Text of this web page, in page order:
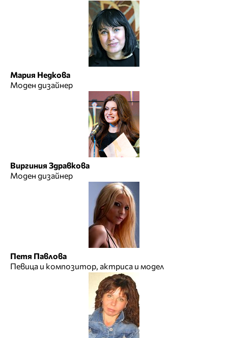
Мария Недкова
Моден дизайнер
Виргиния Здравкова
Моден дизайнер
Петя Павлова
Певица и композитор, актриса и модел